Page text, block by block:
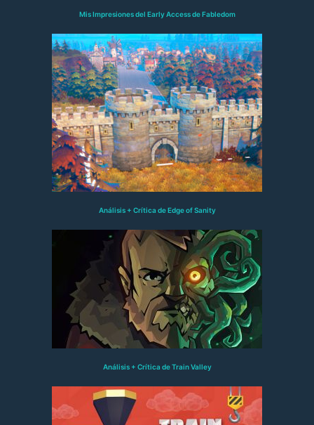
Mis Impresiones del Early Access de Fabledom
Análisis + Crítica de Edge of Sanity
Análisis + Crítica de Train Valley